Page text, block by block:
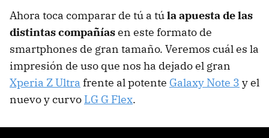
Ahora toca comparar de tú a túla apuesta de las
distintas compañíasen este formato de
smartphones de gran tamaño. Veremos cuál es la
impresión de uso que nos ha dejado el gran
Xperia Z Ultra frente al potente Galaxy Note 3 y el
nuevo y curvo LG G Flex.